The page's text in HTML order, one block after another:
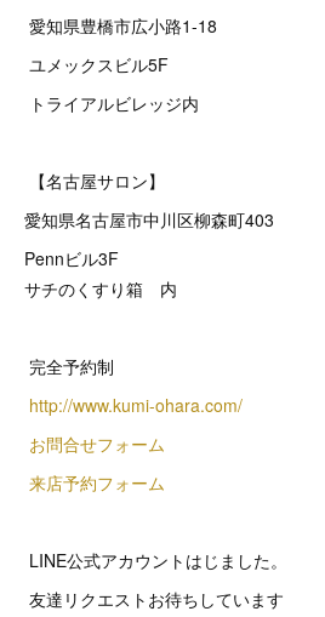
愛知県豊橋市広小路1-18
ユメックスビル5F
トライアルビレッジ内
【名古屋サロン】
愛知県名古屋市中川区柳森町403
Pennビル3F
サチのくすり箱 内
完全予約制
http://www.kumi-ohara.com/
お問合せフォーム
来店予約フォーム
LINE公式アカウントはじました。
友達リクエストお待ちしています